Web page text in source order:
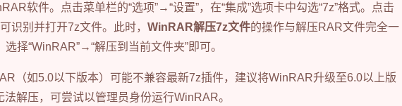
软件。点击菜单栏的“选项”→“设置”，在“集成”选项卡中勾选“7z”格式。点击
识别并打开7z文件。此时， WinRAR解压7z文件的操作与解压RAR文件完全一
择“WinRAR”→“解压到当前文件夹”即可。
（如5.0以下版本）可能不兼容最新7z插件，建议将WinRAR升级至6.0以上版
解压，可尝试以管理员身份运行WinRAR。